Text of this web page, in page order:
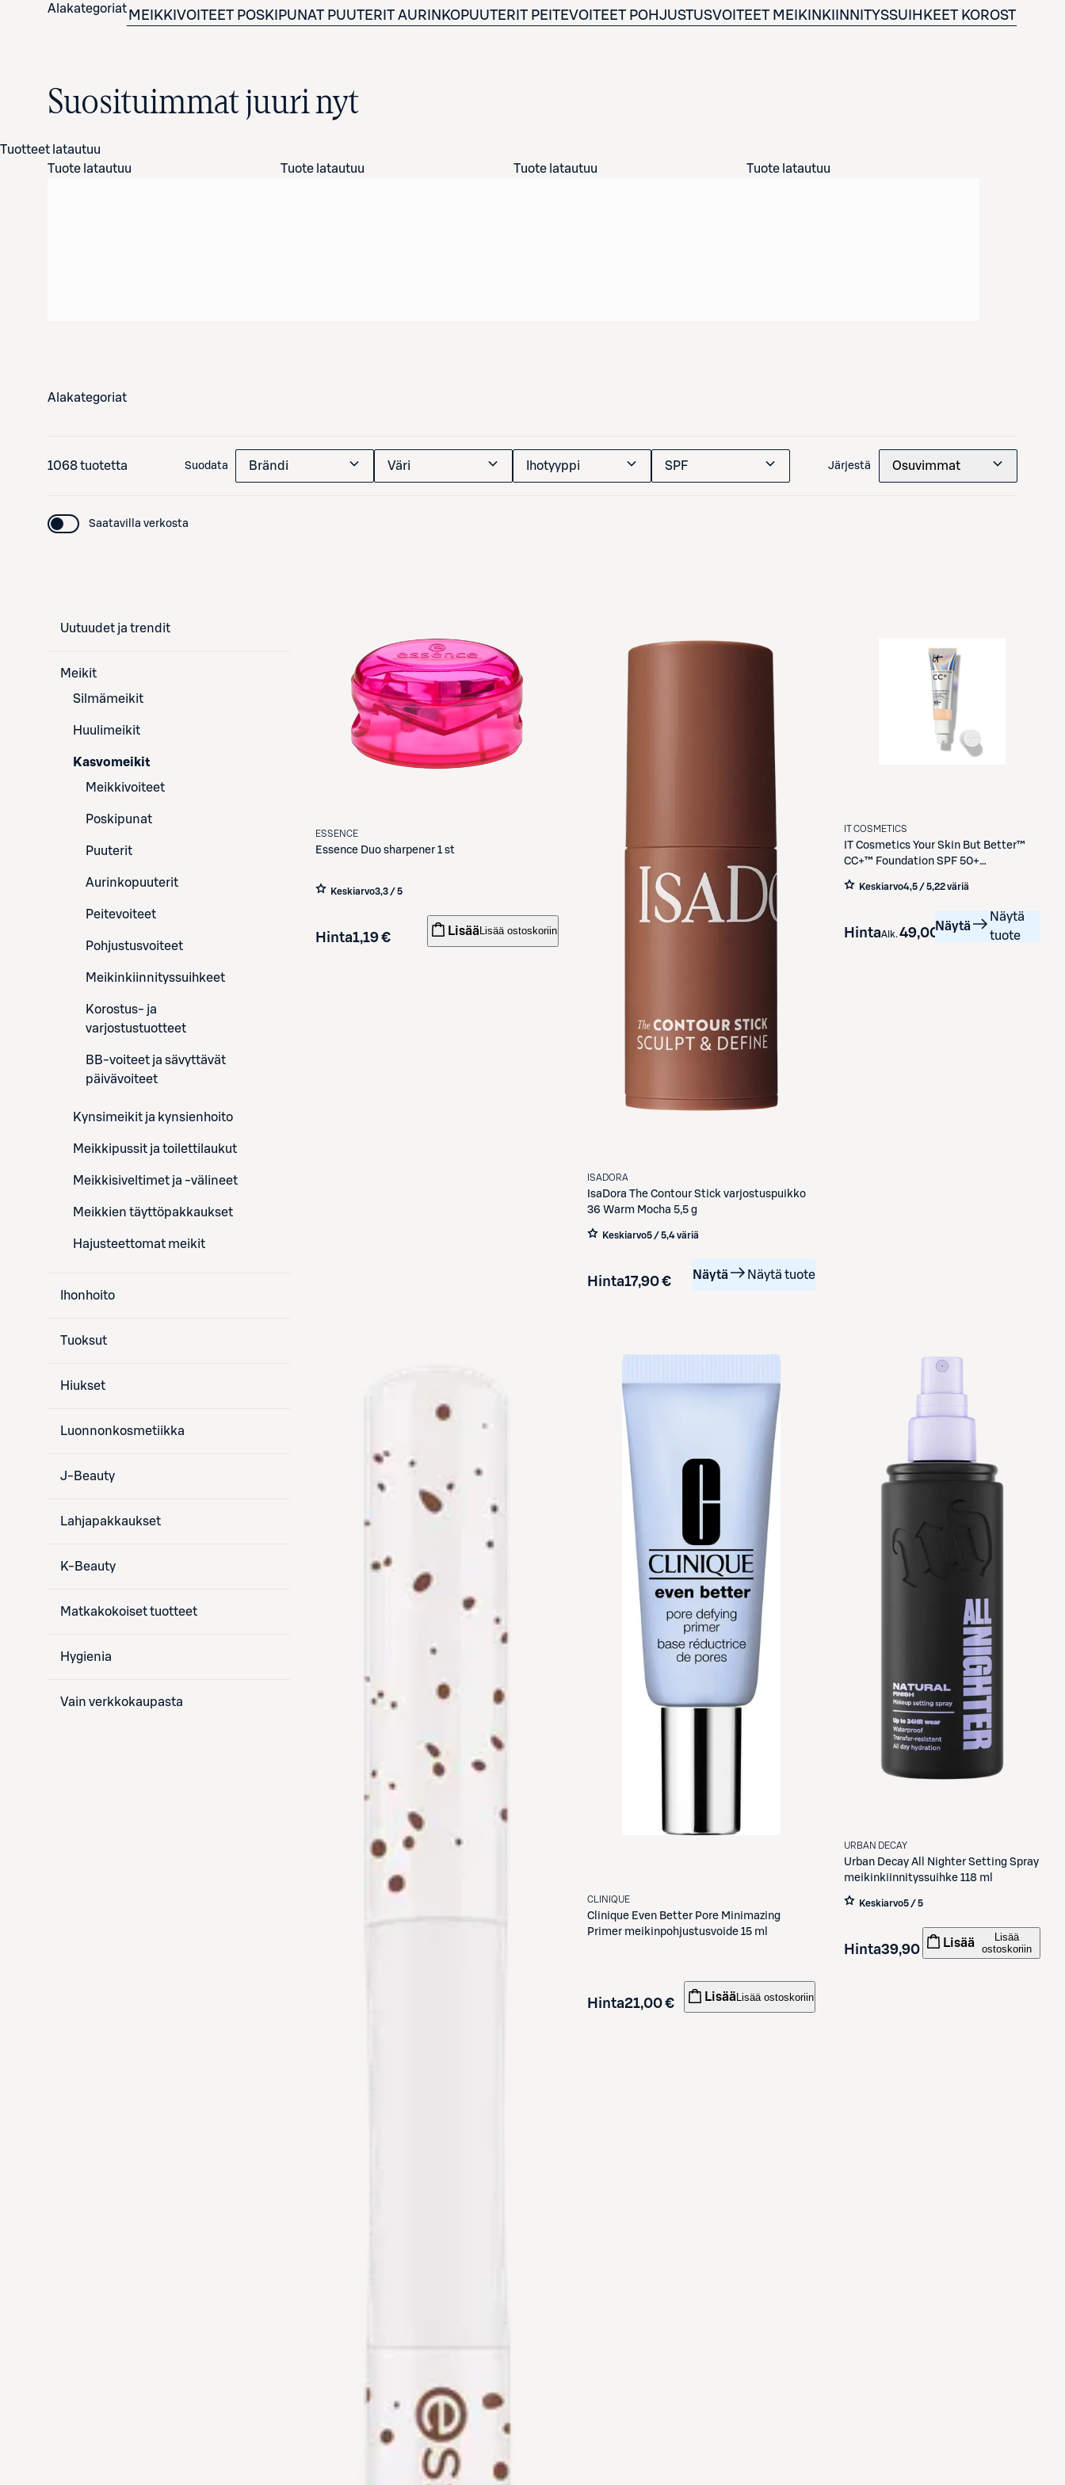
Alakategoriat MEIKKIVOITEET POSKIPUNAT PUUTERIT AURINKOPUUTERIT PEITEVOITEET POHJUSTUSVOITEET MEIKINKIINNITYSSUIHKEET KOROSTUS-
Suosituimmat juuri nyt
Tuotteet latautuu
Tuote latautuu
Tuote latautuu Tuote latautuu Tuote latautuu
Alakategoriat
1068 tuotetta Suodata Brändi Väri Ihotyyppi SPF Järjestä Osuvimmat
Saatavilla verkosta
Uutuudet ja trendit
Meikit
Silmämeikit
Huulimeikit
Kasvomeikit
Meikkivoiteet
Poskipunat
Puuterit
Aurinkopuuterit
Peitevoiteet
Pohjustusvoiteet
Meikinkiinnityssuihkeet
Korostus- ja
varjostustuotteet
BB-voiteet ja sävyttävät
päivävoiteet
Kynsimeikit ja kynsienhoito
Meikkipussit ja toilettilaukut
Meikkisiveltimet ja -välineet
Meikkien täyttöpakkaukset
Hajusteettomat meikit
Ihonhoito
Tuoksut
Hiukset
Luonnonkosmetiikka
J-Beauty
Lahjapakkaukset
K-Beauty
Matkakokoiset tuotteet
Hygienia
Vain verkkokaupasta
ESSENCE
Essence Duo sharpener 1 st
Keskiarvo3,3 / 5
Hinta1,19 € Lisää Lisää ostoskoriin
ISADORA
IsaDora The Contour Stick varjostuspuikko
36 Warm Mocha 5,5 g
Keskiarvo5 / 5,4 väriä
Hinta17,90 € Näytä Näytä tuote
IT COSMETICS
IT Cosmetics Your Skin But Better™
CC+™ Foundation SPF 50+
meikkivoide 32 ml
Keskiarvo4,5 / 5,22 väriä
HintaAlk. 49,00 €Näytä
Näytä
tuote
CLINIQUE
Clinique Even Better Pore Minimazing
Primer meikinpohjustusvoide 15 ml
Hinta21,00 € LisääLisää ostoskoriin
URBAN DECAY
Urban Decay All Nighter Setting Spray
meikinkiinnityssuihke 118 ml
Keskiarvo5 / 5
Hinta39,90 € Lisää
Lisää
ostoskoriin